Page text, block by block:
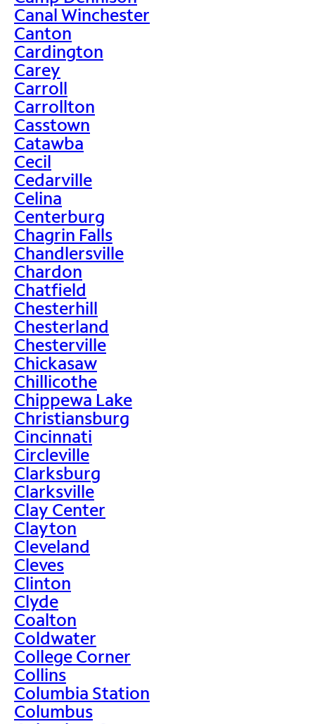
Canal Winchester
Canton
Cardington
Carey
Carroll
Carrollton
Casstown
Catawba
Cecil
Cedarville
Celina
Centerburg
Chagrin Falls
Chandlersville
Chardon
Chatfield
Chesterhill
Chesterland
Chesterville
Chickasaw
Chillicothe
Chippewa Lake
Christiansburg
Cincinnati
Circleville
Clarksburg
Clarksville
Clay Center
Clayton
Cleveland
Cleves
Clinton
Clyde
Coalton
Coldwater
College Corner
Collins
Columbia Station
Columbus